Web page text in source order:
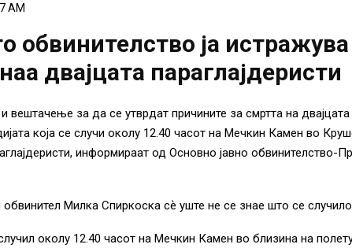
AM
обвинителство ја
двајцата параглајдеристи
вештачење за да се утврдат причините за смртта на двајцата
која се случи околу 12.40 часот на Мечкин Камен во
информираат од Основно јавно обвинителство-
Милка Спиркоска сѐ уште не се знае што се
околу 12.40 часот на Мечкин Камен во близина на